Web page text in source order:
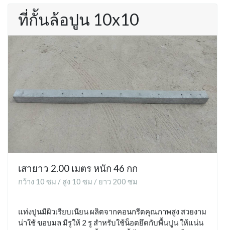
ที่กั้นล้อปูน 10x10
เสายาว 2.00 เมตร หนัก 46 กก
กว้าง 10 ซม / สูง 10 ซม / ยาว 200 ซม
แท่งปูนมีผิวเรียบเนียน ผลิตจากคอนกรีตคุณภาพสูง สวยงาม
น่าใช้ ขอบมล มีรูให้ 2 รู สำหรับใช้น็อตยึดกับพื้นปูน ให้แน่น